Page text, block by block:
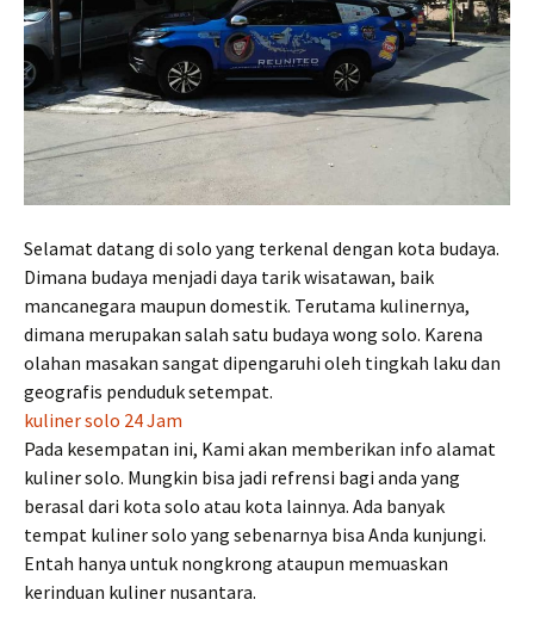
Selamat datang di solo yang terkenal dengan kota budaya.
Dimana budaya menjadi daya tarik wisatawan, baik
mancanegara maupun domestik. Terutama kulinernya,
dimana merupakan salah satu budaya wong solo. Karena
olahan masakan sangat dipengaruhi oleh tingkah laku dan
geografis penduduk setempat.
kuliner solo 24 Jam
Pada kesempatan ini, Kami akan memberikan info alamat
kuliner solo. Mungkin bisa jadi refrensi bagi anda yang
berasal dari kota solo atau kota lainnya. Ada banyak
tempat kuliner solo yang sebenarnya bisa Anda kunjungi.
Entah hanya untuk nongkrong ataupun memuaskan
kerinduan kuliner nusantara.